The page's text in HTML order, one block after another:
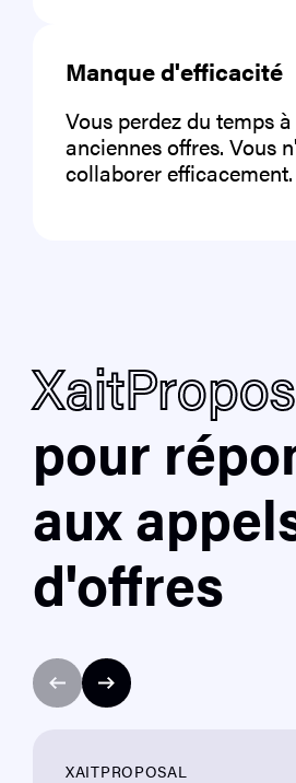
Manque d'efficacité
Vous perdez du temps
anciennes offres. Vous
collaborer efficacement.
pour
aux
d'offres
XAITPROPOSAL